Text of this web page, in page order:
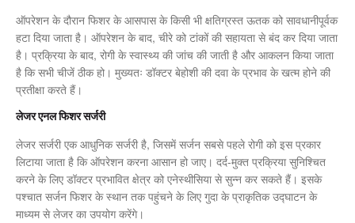
ऑपरेशन के दौरान फिशर के आसपास के किसी भी क्षतिग्रस्त ऊतक को सावधानीपूर्वक
हटा दिया जाता है। ऑपरेशन के बाद, चीरे को टांकों की सहायता से बंद कर दिया जाता
है। प्रक्रिया के बाद, रोगी के स्वास्थ्य की जांच की जाती है और आकलन किया जाता
है कि सभी चीजें ठीक हो। मुख्यतः डॉक्टर बेहोशी की दवा के प्रभाव के खत्म होने की
प्रतीक्षा करते हैं।
लेजर एनल फिशर सर्जरी
लेजर सर्जरी एक आधुनिक सर्जरी है, जिसमें सर्जन सबसे पहले रोगी को इस प्रकार
लिटाया जाता है कि ऑपरेशन करना आसान हो जाए। दर्द-मुक्त प्रक्रिया सुनिश्चित
करने के लिए डॉक्टर प्रभावित क्षेत्र को एनेस्थीसिया से सुन्न कर सकते हैं। इसके
पश्चात सर्जन फिशर के स्थान तक पहुंचने के लिए गुदा के प्राकृतिक उद्घाटन के
माध्यम से लेजर का उपयोग करेंगे।